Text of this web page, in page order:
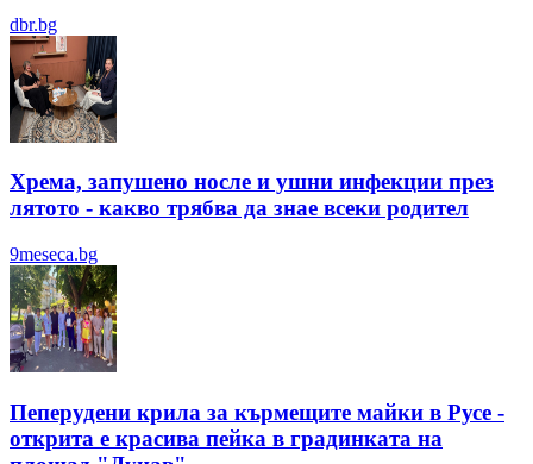
dbr.bg
Хрема, запушено носле и ушни инфекции през
лятотo - какво трябва да знае всеки родител
9meseca.bg
Пеперудени крила за кърмещите майки в Русе -
открита е красива пейка в градинката на